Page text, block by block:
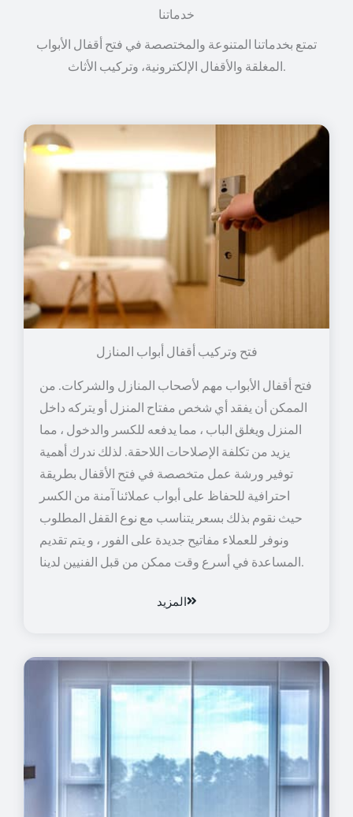
خدماتنا
تمتع بخدماتنا المتنوعة والمختصصة في فتح أقفال الأبواب
فتح وتركيب أقفال أبواب المنازل
فتح أقفال الأبواب مهم لأصحاب المنازل والشركات. من
الممكن أن يفقد أي شخص مفتاح المنزل أو يتركه داخل
المنزل ويغلق الباب ، مما يدفعه للكسر والدخول ، مما
يزيد من تكلفة الإصلاحات اللاحقة. لذلك ندرك أهمية
توفير ورشة عمل متخصصة في فتح الأقفال بطريقة
احترافية للحفاظ على أبواب عملائنا آمنة من الكسر
حيث نقوم بذلك بسعر يتناسب مع نوع القفل المطلوب
ونوفر للعملاء مفاتيح جديدة على الفور ، و يتم تقديم
المساعدة في أسرع وقت ممكن من قبل الفنيين لدينا.
المزيد